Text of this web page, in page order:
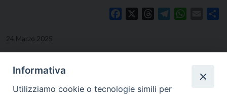
Facebook
ThreadsTelegramWhatsApp
Email
24 Marzo 2025
Informativa
Utilizziamo cookie o tecnologie simili per